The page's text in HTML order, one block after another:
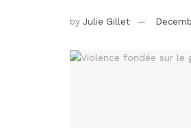
by Julie Gillet